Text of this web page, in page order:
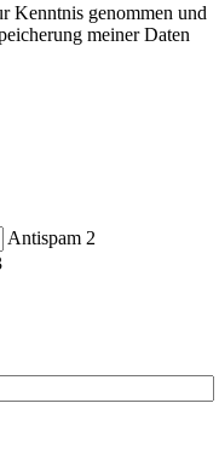
Kenntnis genommen und
meiner Daten
Antispam 2